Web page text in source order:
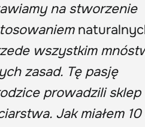
na stworzenie
wszystkim
zasad. Tę pasję
prowadzili sklep
Jak miałem